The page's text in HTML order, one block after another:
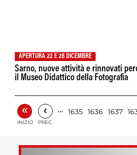
APERTURA 22 E 28 DICEMBRE
Sarno, nuove attività e rinnovati
il Museo Didattico della Fotografia
«
INIZIO
‹
PREC.
… 1635 1636 1637